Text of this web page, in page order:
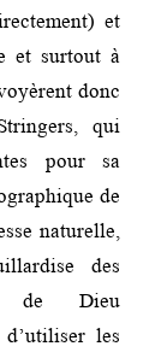
et
et surtout à
donc
qui
pour sa
de
naturelle,
des
de Dieu
les